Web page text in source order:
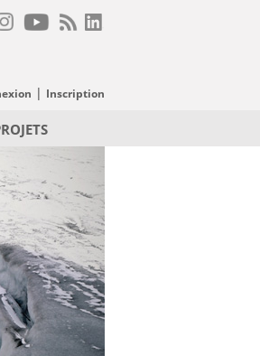
| Inscription